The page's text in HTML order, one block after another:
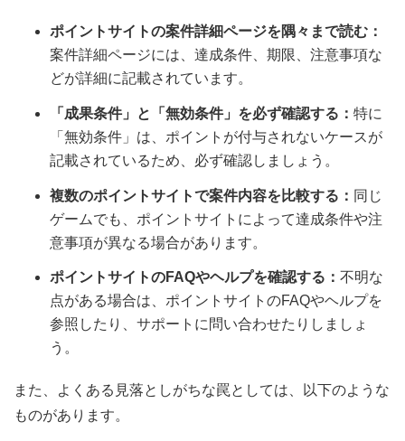
ポイントサイトの案件詳細ページを隅々まで読む：
案件詳細ページには、達成条件、期限、注意事項な
どが詳細に記載されています。
「成果条件」と「無効条件」を必ず確認する： 特に
「無効条件」は、ポイントが付与されないケースが
記載されているため、必ず確認しましょう。
複数のポイントサイトで案件内容を比較する： 同じ
ゲームでも、ポイントサイトによって達成条件や注
意事項が異なる場合があります。
ポイントサイトのFAQやヘルプを確認する： 不明な
点がある場合は、ポイントサイトのFAQやヘルプを
参照したり、サポートに問い合わせたりしましょ
う。
また、よくある見落としがちな罠としては、以下のような
ものがあります。